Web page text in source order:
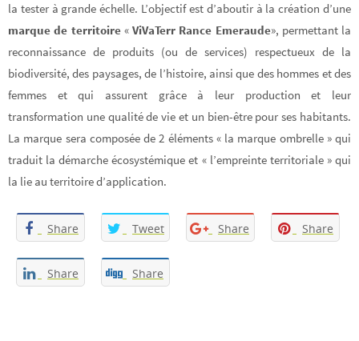
la tester à grande échelle. L’objectif est d’aboutir à la création d’une
marque de territoire« ViVaTerr Rance Emeraude», permettant la
reconnaissance de produits (ou de services) respectueux de la
biodiversité, des paysages, de l’histoire, ainsi que des hommes et des
femmes et qui assurent grâce à leur production et leur
transformation une qualité de vie et un bien-être pour ses habitants.
La marque sera composée de 2 éléments « la marque ombrelle » qui
traduit la démarche écosystémique et « l’empreinte territoriale » qui
la lie au territoire d’application.
Share Tweet Share Share
Share Share